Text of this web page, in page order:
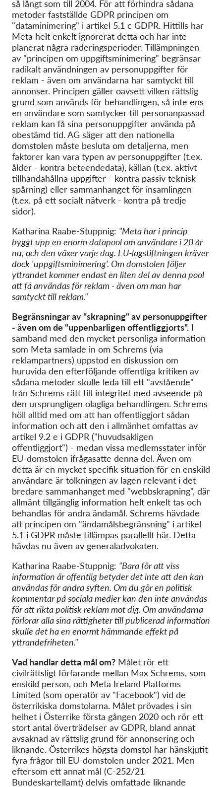
så långt som till 2004. För att förhindra sådana
metoder fastställde GDPR principen om
"dataminimering" i artikel 5.1 c GDPR. Hittills har
Meta helt enkelt ignorerat detta och har inte
planerat några raderingsperioder. Tillämpningen
av "principen om uppgiftsminimering" begränsar
radikalt användningen av personuppgifter för
reklam - även om användarna har samtyckt till
annonser. Principen gäller oavsett vilken rättslig
grund som används för behandlingen, så inte ens
en användare som samtycker till personanpassad
reklam kan få sina personuppgifter använda på
obestämd tid. AG säger att den nationella
domstolen måste besluta om detaljerna, men
faktorer kan vara typen av personuppgifter (t.ex.
ålder - kontra beteendedata), källan (t.ex. aktivt
tillhandahållna uppgifter - kontra passiv teknisk
spårning) eller sammanhanget för insamlingen
(t.ex. på ett socialt nätverk - kontra på tredje
sidor).
Katharina Raabe-Stuppnig: "Meta har i princip
byggt upp en enorm datapool om användare i 20 år
nu, och den växer varje dag. EU-lagstiftningen kräver
dock 'uppgiftsminimering'. Om domstolen följer
yttrandet kommer endast en liten del av denna pool
att få användas för reklam - även om man har
samtyckt till reklam."
Begränsningar av "skrapning" av personuppgifter
- även om de "uppenbarligen offentliggjorts". I
samband med den mycket personliga information
som Meta samlade in om Schrems (via
reklampartners) uppstod en diskussion om
huruvida den efterföljande offentliga kritiken av
sådana metoder skulle leda till ett "avstående"
från Schrems rätt till integritet med avseende på
den ursprungligen olagliga behandlingen. Schrems
höll alltid med om att han offentliggjort sådan
information och att den i allmänhet omfattas av
artikel 9.2 e i GDPR ("huvudsakligen
offentliggjort") - medan vissa medlemsstater inför
EU-domstolen ifrågasatte denna del. Även om
detta är en mycket specifik situation för en enskild
användare är tolkningen av lagen relevant i det
bredare sammanhanget med "webbskrapning", där
allmänt tillgänglig information helt enkelt tas och
behandlas för andra ändamål. Schrems hävdade
att principen om "ändamålsbegränsning" i artikel
5.1 i GDPR måste tillämpas parallellt här. Detta
hävdas nu även av generaladvokaten.
Katharina Raabe-Stuppnig: "Bara för att viss
information är offentlig betyder det inte att den kan
användas för andra syften. Om du gör en politisk
kommentar på sociala medier kan den inte användas
för att rikta politisk reklam mot dig. Om användarna
förlorar alla sina rättigheter till publicerad information
skulle det ha en enormt hämmande effekt på
yttrandefriheten."
Vad handlar detta mål om? Målet rör ett
civilrättsligt förfarande mellan Max Schrems, som
enskild person, och Meta Ireland Platforms
Limited (som operatör av "Facebook") vid de
österrikiska domstolarna. Målet prövades i sin
helhet i Österrike första gången 2020 och rör ett
stort antal överträdelser av GDPR, bland annat
avsaknad av rättslig grund för annonsering och
liknande. Österrikes högsta domstol har hänskjutit
fyra frågor till EU-domstolen under 2021. Men
eftersom ett annat mål (C-252/21
Bundeskartellamt) delvis omfattade liknande